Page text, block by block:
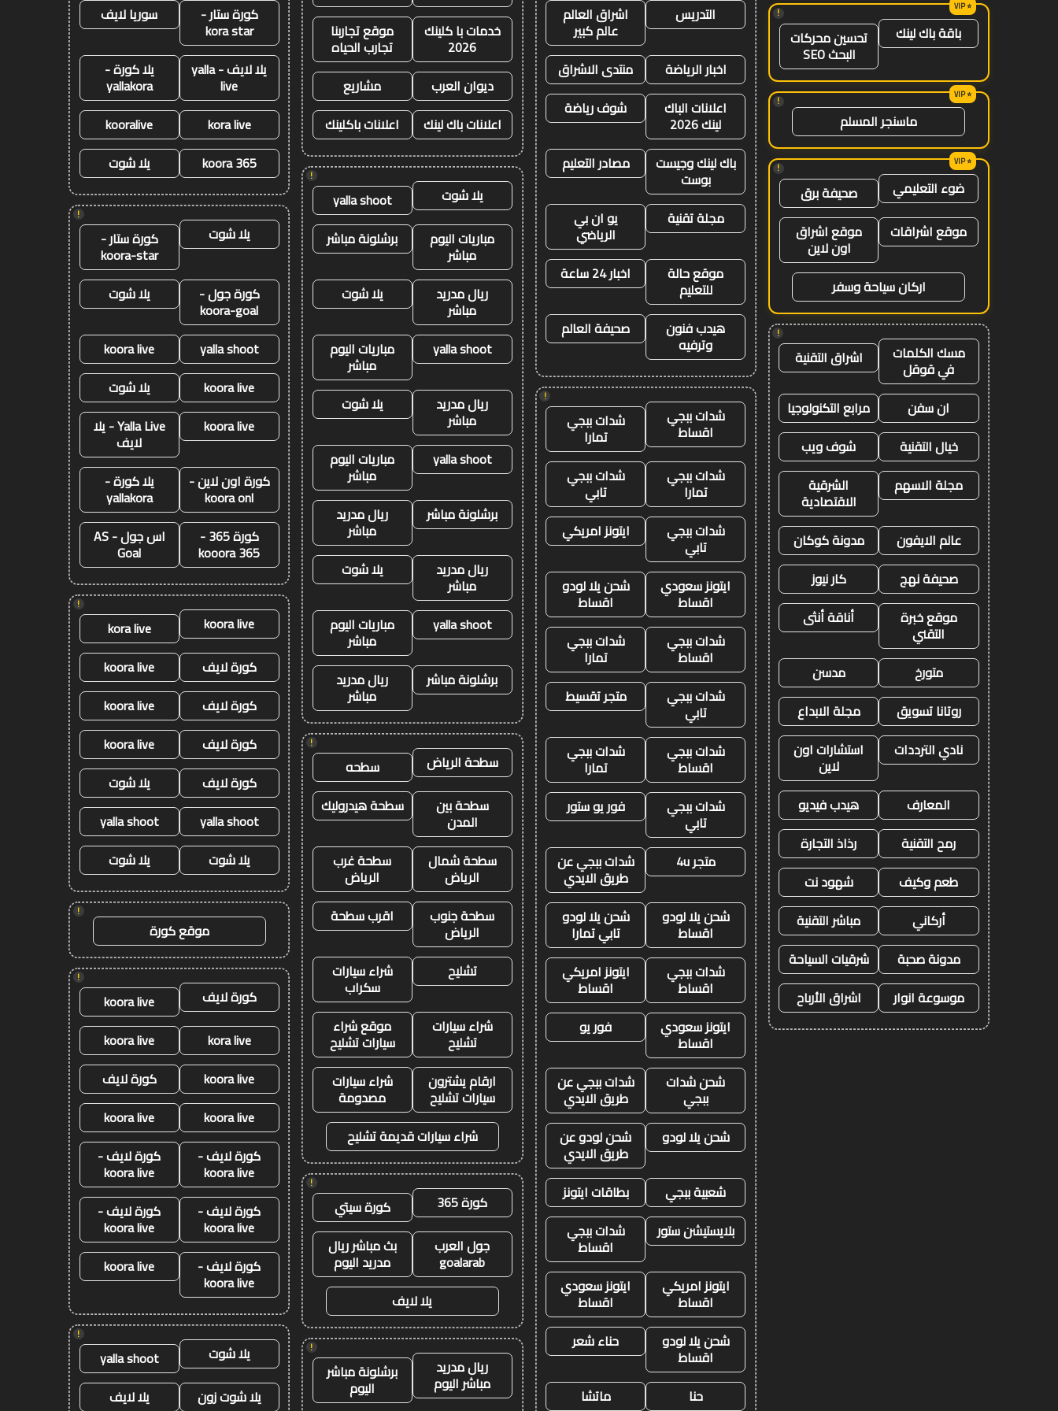
!
باقة باك لينك تحسين محركات
البحث SEO
!
ماسنجر المسلم
!
ضوء التعليمي
صحيفة برق
موقع اشراقات
موقع اشراق
اون لاين
اركان سياحة وسفر
!
مسك الكلمات
في قوقل اشراق التقنية
ان سفن
مرابع التكنولوجيا
خيال التقنية
شوف ويب
مجلة الاسهم
الشرقية
الاقتصادية
عالم الايفون
مدونة كوكان
صحيفة نهج
كار نيوز
موقع خبرة
التقني
أناقة أنثى
متورخ
مدسن
روتانا تسويق
مجلة الابداع
نادي الترددات
استشارات اون
لاين
المعارف
هيدب فيديو
رمح التقنية
رذاذ التجارة
طعم وكيف
شهود نت
أركاني
مباشر التقنية
مدونة صحبة
شرقيات السياحة
موسوعة انوار
اشراق الأرباح
التدريس
اشراق العالم
عالم كبير
اخبار الرياضة
منتدى الاشراق
اعلانات الباك
لينك 2026
شوف رياضة
باك لينك وجيست
بوست
مصادر التعليم
مجلة تقنية يو ان بي
الرياضي
موقع حالة
للتعليم
اخبار 24 ساعة
هيدب فنون
وترفيه
صحيفة العالم
!
شدات ببجي
اقساط شدات ببجي
تمارا
شدات ببجي
تمارا
شدات ببجي
تابي
شدات ببجي
تابي
ايتونز امريكي
ايتونز سعودي
اقساط
شحن يلا لودو
اقساط
شدات ببجي
اقساط
شدات ببجي
تمارا
شدات ببجي
تابي
متجر تقسيط
شدات ببجي
اقساط
شدات ببجي
تمارا
شدات ببجي
تابي
فور يو ستور
متجر 4u شدات ببجي عن
طريق الايدي
شحن يلا لودو
اقساط
شحن يلا لودو
تابي تمارا
شدات ببجي
اقساط
ايتونز امريكي
اقساط
ايتونز سعودي
اقساط
فور يو
شحن شدات
ببجي
شدات ببجي عن
طريق الايدي
شحن يلا لودو
شحن لودو عن
طريق الايدي
شعبية ببجي
بطاقات ايتونز
بلايستيشن ستور
شدات ببجي
اقساط
ايتونز امريكي
اقساط
ايتونز سعودي
اقساط
شحن يلا لودو
اقساط
حناء شعر
حنا ماتشا
خدمات با كلينك
2026
موقع تجاربنا
تجارب الحياه
ديوان العرب
مشاريع
اعلانات باك لينك
اعلانات باكلينك
!
يلا شوت
yalla shoot
مباريات اليوم
مباشر
برشلونة مباشر
ريال مدريد
مباشر
يلا شوت
yalla shoot مباريات اليوم
مباشر
ريال مدريد
مباشر
يلا شوت
yalla shoot مباريات اليوم
مباشر
برشلونة مباشر
ريال مدريد
مباشر
ريال مدريد
مباشر
يلا شوت
yalla shoot مباريات اليوم
مباشر
برشلونة مباشر
ريال مدريد
مباشر
!
سطحة الرياض
سطحه
سطحة بين
المدن
سطحة هيدروليك
سطحة شمال
الرياض
سطحة غرب
الرياض
سطحة جنوب
الرياض
اقرب سطحة
تشليح شراء سيارات
سكراب
شراء سيارات
تشليح
موقع شراء
سيارات تشليح
ارقام يشترون
سيارات تشليح
شراء سيارات
مصدومة
شراء سيارات قديمة تشليح
!
كورة 365
كورة سيتي
جول العرب
goalarab
بث مباشر ريال
مدريد اليوم
يلا لايف
!
ريال مدريد
مباشر اليوم برشلونة مباشر
اليوم
كورة ستار -
kora star
سوريا لايف
يلا لايف - yalla
live
يلا كورة -
yallakora
kora live
kooralive
koora 365
يلا شوت
!
يلا شوت كورة ستار -
koora-star
كورة جول -
koora-goal
يلا شوت
yalla shoot
koora live
koora live
يلا شوت
koora live
Yalla Live - يلا
لايف
كورة اون لاين -
koora onl
يلا كورة -
yallakora
كورة 365 -
kooora 365
اس جول - AS
Goal
!
koora live
kora live
كورة لايف
koora live
كورة لايف
koora live
كورة لايف
koora live
كورة لايف
يلا شوت
yalla shoot
yalla shoot
يلا شوت
يلا شوت
!
موقع كورة
!
كورة لايف
koora live
kora live
koora live
koora live
كورة لايف
koora live
koora live
كورة لايف -
koora live
كورة لايف -
koora live
كورة لايف -
koora live
كورة لايف -
koora live
كورة لايف -
koora live
koora live
!
يلا شوت
yalla shoot
يلا شوت زون
يلا لايف